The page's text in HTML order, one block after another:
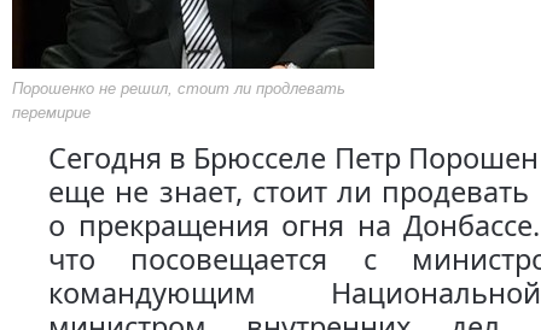
Порошенко не решил, стоит ли продлевать
перемирие
Сегодня в Брюсселе Петр
еще не знает, стоит ли
о прекращения огня на
что посовещается с
командующим